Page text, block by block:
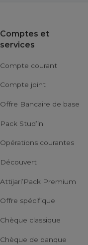
Comptes et
services
Compte courant
Compte joint
Offre Bancaire de base
Pack Stud’in
Opérations courantes
Découvert
Attijari’Pack Premium
Offre spécifique
Chèque classique
Chèque de banque